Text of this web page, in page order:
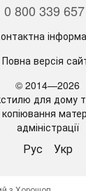
0 800 339 657
Повна версія
© 2014—2026
для дому
адміністрації
Рус Укр